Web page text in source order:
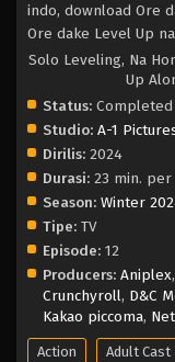
indo, download Ore
Ore dake Level Up
Solo Leveling, Na
Up
Status: Completed
Studio: A-1
Dirilis: 2024
Durasi: 23 min. per
Season: Winter
Tipe: TV
Episode: 12
Producers: Aniplex,
Crunchyroll, D&C
Kakao piccoma,
Action Adult Cast